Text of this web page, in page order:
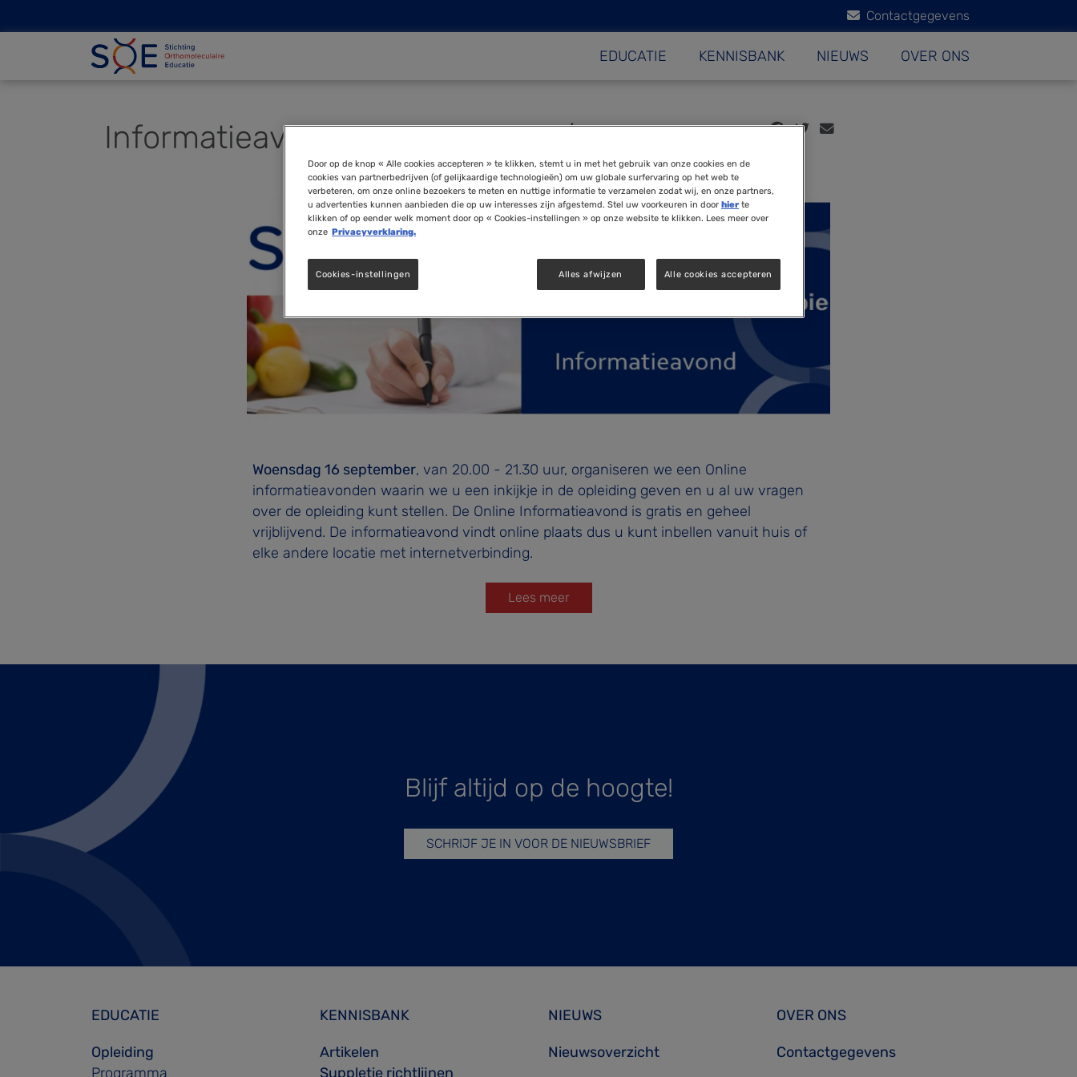
Contactgegevens
EDUCATIE KENNISBANK NIEUWS OVER ONS
Informatieavond Opleiding 2027/2028
Woensdag 16 september, van 20.00 - 21.30 uur, organiseren we een Online
informatieavonden waarin we u een inkijkje in de opleiding geven en u al uw vragen
over de opleiding kunt stellen. De Online Informatieavond is gratis en geheel
vrijblijvend. De informatieavond vindt online plaats dus u kunt inbellen vanuit huis of
elke andere locatie met internetverbinding.
Lees meer
Blijf altijd op de hoogte!
SCHRIJF JE IN VOOR DE NIEUWSBRIEF
EDUCATIE
Opleiding
Programma
KENNISBANK
Artikelen
Suppletie richtlijnen
NIEUWS
Nieuwsoverzicht
OVER ONS
Contactgegevens
Door op de knop « Alle cookies accepteren » te klikken, stemt u in met het gebruik van onze cookies en de
cookies van partnerbedrijven (of gelijkaardige technologieën) om uw globale surfervaring op het web te
verbeteren, om onze online bezoekers te meten en nuttige informatie te verzamelen zodat wij, en onze partners,
u advertenties kunnen aanbieden die op uw interesses zijn afgestemd. Stel uw voorkeuren in door hierte
klikken of op eender welk moment door op « Cookies-instellingen » op onze website te klikken. Lees meer over
onze Privacyverklaring.
Alles afwijzen Alle cookies accepteren
Cookies-instellingen